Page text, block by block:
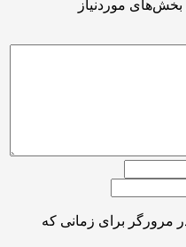
بخش‌های موردنیاز
مرورگر برای زمانی که